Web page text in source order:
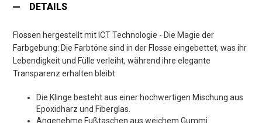
DETAILS
Flossen hergestellt mit ICT Technologie - Die Magie der
Farbgebung: Die Farbtöne sind in der Flosse eingebettet, was ihr
Lebendigkeit und Fülle verleiht, während ihre elegante
Transparenz erhalten bleibt.
Die Klinge besteht aus einer hochwertigen Mischung aus
Epoxidharz und Fiberglas.
Angenehme Fußtaschen aus weichem Gummi